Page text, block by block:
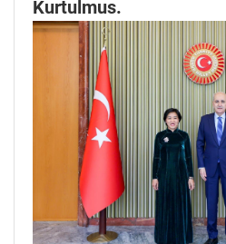
Kurtulmus.